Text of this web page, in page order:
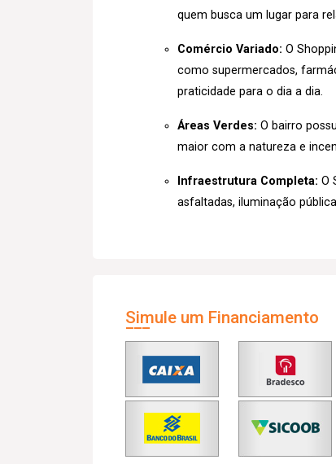
quem busca um lugar para
Comércio Variado: O
como supermercados,
praticidade para o dia a dia.
Áreas Verdes: O bairro
maior com a natureza e
Infraestrutura Completa: O
asfaltadas, iluminação
Simule um Financiamento